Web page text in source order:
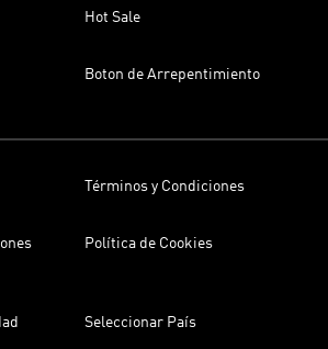
Hot Sale
Boton de Arrepentimiento
Términos y Condiciones
Política de Cookies
Seleccionar País